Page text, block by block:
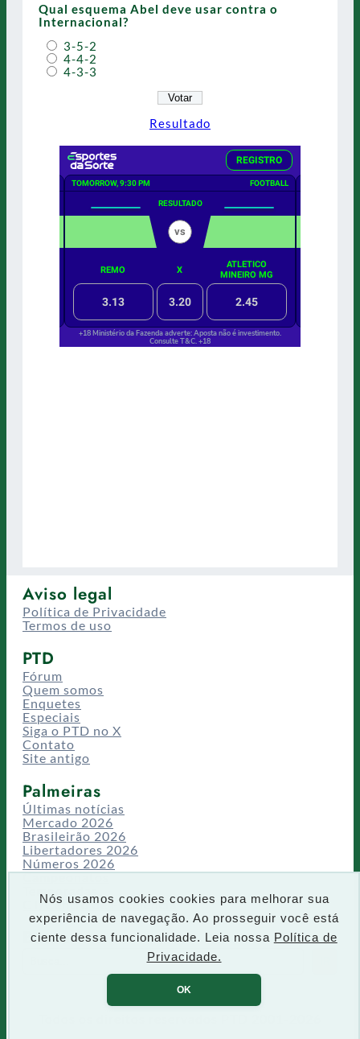
Nós usamos cookies cookies para melhorar sua
experiência de navegação. Ao prosseguir você está
ciente dessa funcionalidade. Leia nossa Política de
Privacidade.
OK
Qual esquema Abel deve usar contra o
Internacional?
3-5-2
4-4-2
4-3-3
Resultado
Aviso legal
Política de Privacidade
Termos de uso
PTD
Fórum
Quem somos
Enquetes
Especiais
Siga o PTD no X
Contato
Site antigo
Palmeiras
Últimas notícias
Mercado 2026
Brasileirão 2026
Libertadores 2026
Números 2026
Campeonatos
CT/Centro de Excelência
Busca
P
e
q
u